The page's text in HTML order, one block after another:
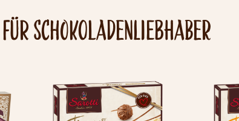
FÜR SCHOKOLADENLIEBHABER